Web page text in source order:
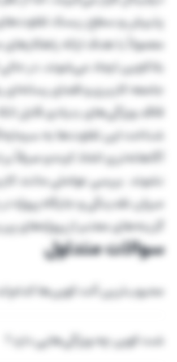
پذیرش و سطح ریسک تفاوت‌های
معمولاً با هدف ارائه
بلاکچین ایجاد می‌شوند، در
جامعه کاربری و فضای
فاقد ویژگی‌های بنیادی قابل
شناخت این تفاوت‌ها به
آگاهانه‌تری اتخاذ کرده و صرفاً
نشوند. بررسی عواملی مانند
میزان نقدینگی و جایگاه
گزینه‌های معتبر از پروژه‌های
سوالات متداول
محبوب‌ترین آلت‌ کوین‌ها
شت کوین چه ویژگی‌هایی دارد؟